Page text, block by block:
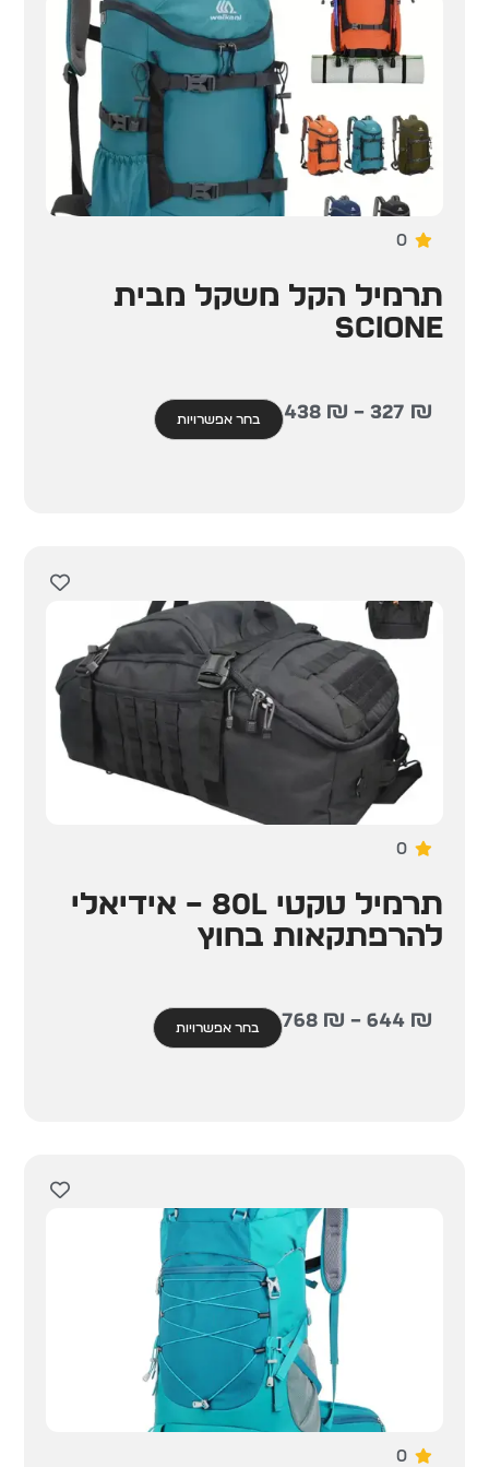
0
תרמיל הקל משקל מבית
SCIONE
327 ₪
–
438 ₪ בחר אפשרויות
0
תרמיל טקטי 80L – אידיאלי
להרפתקאות בחוץ
644 ₪
–
768 ₪ בחר אפשרויות
0